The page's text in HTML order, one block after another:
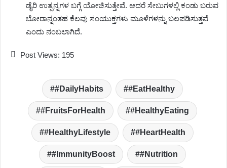
ಡೈರಿ ಉತ್ಪನ್ನಗಳ ಬಗ್ಗೆ ಯೋಚಿಸುತ್ತೇವೆ. ಆದರೆ ಸೇಬುಗಳಲ್ಲಿ ಕಂಡು ಬರುವ
ಬೋರಾನ್ನಂತಹ ಕೆಲವು ಸಂಯುಕ್ತಗಳು ಮೂಳೆಗಳನ್ನು ಬಲಪಡಿಸುತ್ತವೆ
ಎಂದು ನಂಬಲಾಗಿದೆ.
Post Views: 195
#DailyHabits #EatHealthy
#FruitsForHealth #HealthyEating
#HealthyLifestyle #HeartHealth
#ImmunityBoost #Nutrition